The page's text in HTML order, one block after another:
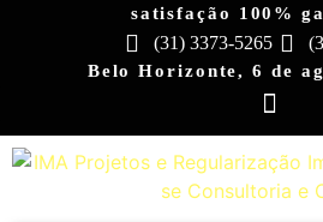
satisfação 100%
(31) 3373-5265
Belo Horizonte, 6 de